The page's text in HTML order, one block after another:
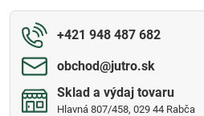
+421 948 487 682
obchod​@jutro​.sk
Sklad a výdaj tovaru
Hlavná 807/458, 029 44 Rabča